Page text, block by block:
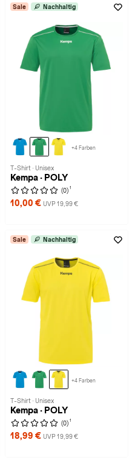
Sale Nachhaltig
+4 Farben
T-Shirt · Unisex
Kempa · POLY
(0) 1
10,00 € UVP 19,99 €
Sale Nachhaltig
+4 Farben
T-Shirt · Unisex
Kempa · POLY
(0) 1
18,99 € UVP 19,99 €